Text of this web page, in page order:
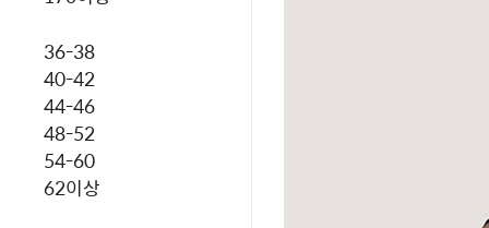
36-38
40-42
44-46
48-52
54-60
62이상